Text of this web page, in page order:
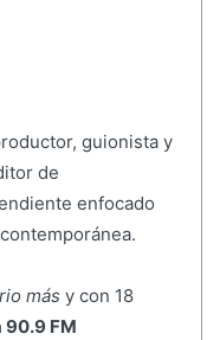
guionista y
de
enfocado
más y con 18
90.9 FM